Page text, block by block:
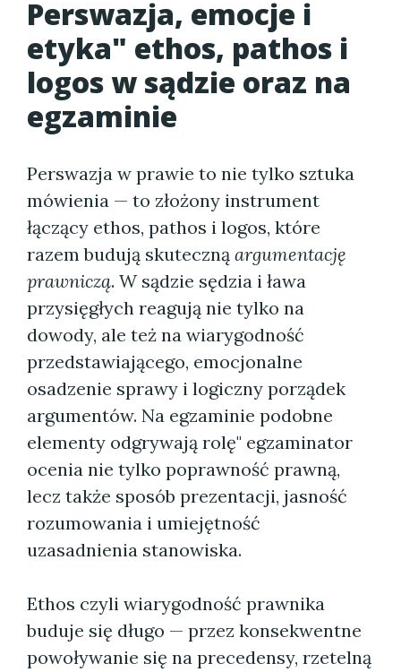
Perswazja, emocje i
etyka" ethos, pathos i
logos w sądzie oraz na
egzaminie
Perswazja w prawie to nie tylko sztuka
mówienia — to złożony instrument
łączący ethos, pathos i logos, które
razem budują skuteczną argumentację
prawniczą. W sądzie sędzia i ława
przysięgłych reagują nie tylko na
dowody, ale też na wiarygodność
przedstawiającego, emocjonalne
osadzenie sprawy i logiczny porządek
argumentów. Na egzaminie podobne
elementy odgrywają rolę" egzaminator
ocenia nie tylko poprawność prawną,
lecz także sposób prezentacji, jasność
rozumowania i umiejętność
uzasadnienia stanowiska.
Ethos czyli wiarygodność prawnika
buduje się długo — przez konsekwentne
powoływanie się na precedensy, rzetelną